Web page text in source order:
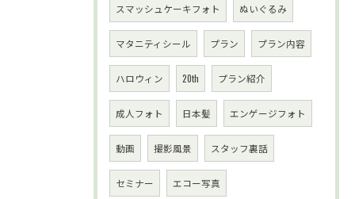
スマッシュケーキフォト ぬいぐるみ
マタニティシール プラン プラン内容
ハロウィン 20th プラン紹介
成人フォト 日本髪 エンゲージフォト
動画 撮影風景 スタッフ裏話
セミナー エコー写真